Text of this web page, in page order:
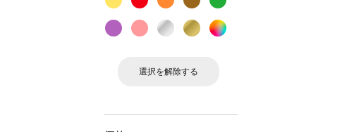
選択を解除する